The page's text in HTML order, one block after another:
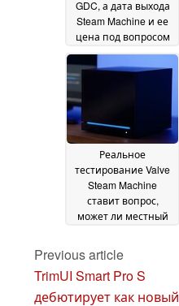
GDC, а дата выхода
Steam Machine и ее
цена под вопросом
11 March 2026
Реальное
тестирование Valve
Steam Machine
ставит вопрос,
может ли местный
12 November 2025
Previous article
TrimUI Smart Pro S
дебютирует как новый